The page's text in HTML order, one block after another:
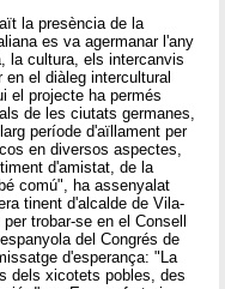
la presència de la
es va agermanar l'any
la cultura, els intercanvis
el diàleg intercultural
el projecte ha permés
de les ciutats germanes,
període d'aïllament per
en diversos aspectes,
d'amistat, de la
comú", ha assenyalat
tinent d'alcalde de Vila-
trobar-se en el Consell
del Congrés de
d'esperança: "La
dels xicotets pobles, des